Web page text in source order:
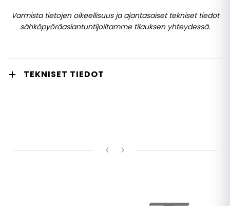
Varmista tietojen oikeellisuus ja ajantasaiset tekniset tiedot
sähköpyöräasiantuntijoiltamme tilauksen yhteydessä.
TEKNISET TIEDOT